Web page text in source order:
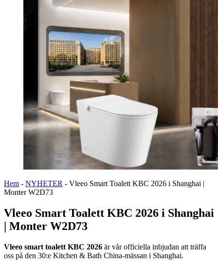
Hem - NYHETER - Vleeo Smart Toalett KBC 2026 i Shanghai |
Monter W2D73
Vleeo Smart Toalett KBC 2026 i Shanghai
| Monter W2D73
Vleeo smart toalett KBC 2026 är vår officiella inbjudan att träffa
oss på den 30:e Kitchen & Bath China-mässan i Shanghai.